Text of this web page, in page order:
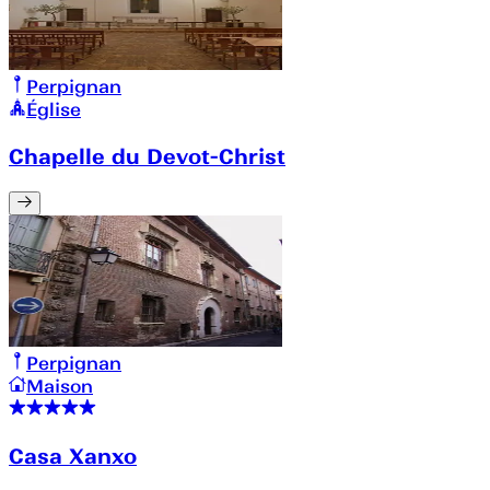
Perpignan
Église
Chapelle du Devot-Christ
Perpignan
Maison
Casa Xanxo